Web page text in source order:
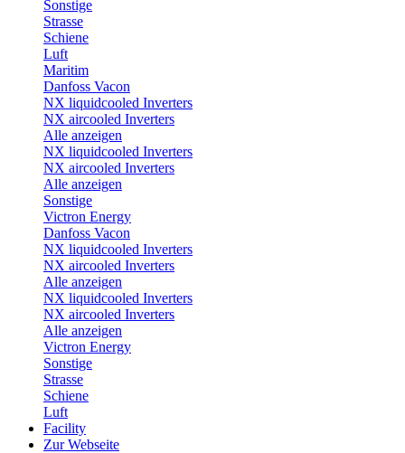
Sonstige
Strasse
Schiene
Luft
Maritim
Danfoss Vacon
NX liquidcooled Inverters
NX aircooled Inverters
Alle anzeigen
NX liquidcooled Inverters
NX aircooled Inverters
Alle anzeigen
Sonstige
Victron Energy
Danfoss Vacon
NX liquidcooled Inverters
NX aircooled Inverters
Alle anzeigen
NX liquidcooled Inverters
NX aircooled Inverters
Alle anzeigen
Victron Energy
Sonstige
Strasse
Schiene
Luft
Facility
Zur Webseite